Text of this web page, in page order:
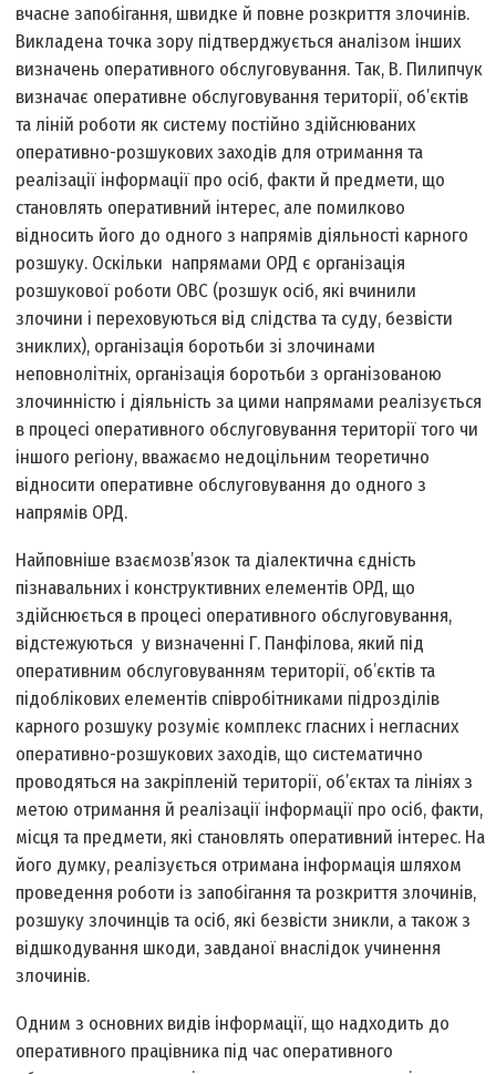
вчасне запобігання, швидке й повне розкриття злочинів.
Викладена точка зору підтверджується аналізом інших
визначень оперативного обслуговування. Так, В. Пилипчук
визначає оперативне обслуговування території, об’єктів
та ліній роботи як систему постійно здійснюваних
оперативно-розшукових заходів для отримання та
реалізації інформації про осіб, факти й предмети, що
становлять оперативний інтерес, але помилково
відносить його до одного з напрямів діяльності карного
розшуку. Оскільки напрямами ОРД є організація
розшукової роботи ОВС (розшук осіб, які вчинили
злочини і переховуються від слідства та суду, безвісти
зниклих), організація боротьби зі злочинами
неповнолітніх, організація боротьби з організованою
злочинністю і діяльність за цими напрямами реалізується
в процесі оперативного обслуговування території того чи
іншого регіону, вважаємо недоцільним теоретично
відносити оперативне обслуговування до одного з
напрямів ОРД.
Найповніше взаємозв’язок та діалектична єдність
пізнавальних і конструктивних елементів ОРД, що
здійснюється в процесі оперативного обслуговування,
відстежуються у визначенні Г. Панфілова, який під
оперативним обслуговуванням території, об’єктів та
підоблікових елементів співробітниками підрозділів
карного розшуку розуміє комплекс гласних і негласних
оперативно-розшукових заходів, що систематично
проводяться на закріпленій території, об’єктах та лініях з
метою отримання й реалізації інформації про осіб, факти,
місця та предмети, які становлять оперативний інтерес. На
його думку, реалізується отримана інформація шляхом
проведення роботи із запобігання та розкриття злочинів,
розшуку злочинців та осіб, які безвісти зникли, а також з
відшкодування шкоди, завданої внаслідок учинення
злочинів.
Одним з основних видів інформації, що надходить до
оперативного працівника під час оперативного